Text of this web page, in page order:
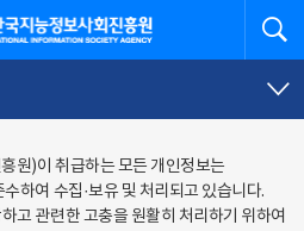
사회진흥원
원)이 취급하는 모든 개인정보는
하여 수집·보유 및 처리되고 있습니다.
고 관련한 고충을 원활히 처리하기 위하여